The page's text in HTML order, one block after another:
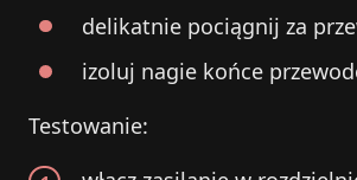
delikatnie pociągnij za
izoluj nagie końce
Testowanie: